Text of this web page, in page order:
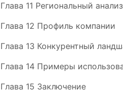
Глава 11 Региональный анализ
Глава 12 Профиль компании
Глава 13 Конкурентный
Глава 14 Примеры
Глава 15 Заключение